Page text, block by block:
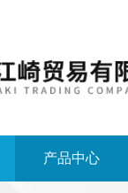
产品中心